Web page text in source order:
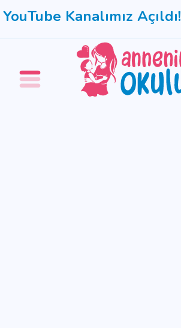
YouTube Kanalımız Açıldı!